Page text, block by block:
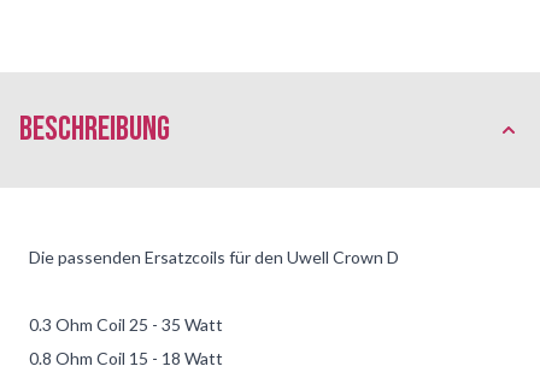
Beschreibung
Die passenden Ersatzcoils für den Uwell Crown D
0.3 Ohm Coil 25 - 35 Watt
0.8 Ohm Coil 15 - 18 Watt